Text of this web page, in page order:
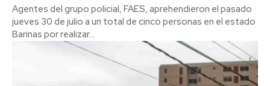
Agentes del grupo policial, FAES, aprehendieron el pasado
jueves 30 de julio a un total de cinco personas en el estado
Barinas por realizar...